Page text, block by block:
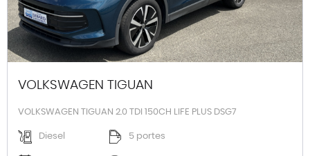
VOLKSWAGEN TIGUAN
VOLKSWAGEN TIGUAN 2.0 TDI 150CH LIFE PLUS DSG7
Diesel 5 portes